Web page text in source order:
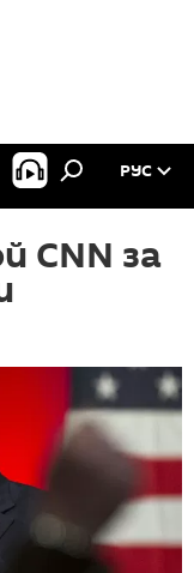
РУС
CNN за